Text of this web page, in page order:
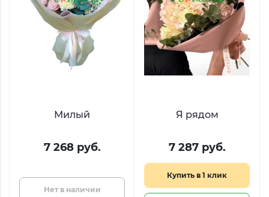
Милый
7 268 руб.
Нет в наличии
Я рядом
7 287 руб.
Купить в 1 клик